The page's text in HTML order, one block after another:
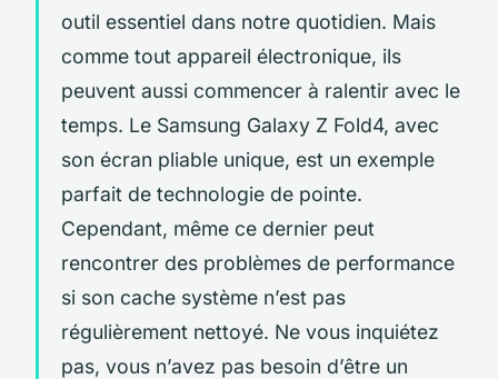
outil essentiel dans notre quotidien. Mais
comme tout appareil électronique, ils
peuvent aussi commencer à ralentir avec le
temps. Le Samsung Galaxy Z Fold4, avec
son écran pliable unique, est un exemple
parfait de technologie de pointe.
Cependant, même ce dernier peut
rencontrer des problèmes de performance
si son cache système n’est pas
régulièrement nettoyé. Ne vous inquiétez
pas, vous n’avez pas besoin d’être un